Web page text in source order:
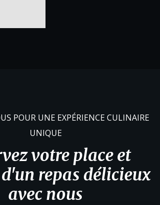
POUR UNE EXPÉRIENCE CULINAIRE
UNIQUE
votre place et
repas délicieux
avec nous